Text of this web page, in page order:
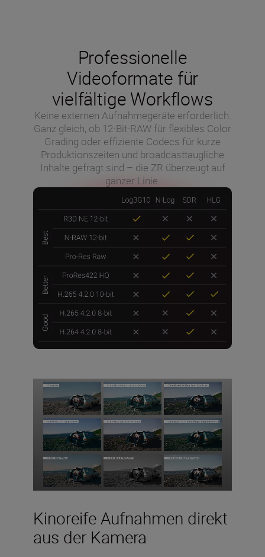
Professionelle
Videoformate für
vielfältige Workflows
Keine externen Aufnahmegeräte erforderlich.
Ganz gleich, ob 12-Bit-RAW für flexibles Color
Grading oder effiziente Codecs für kurze
Produktionszeiten und broadcasttaugliche
Inhalte gefragt sind – die ZR überzeugt auf
ganzer Linie.
Kinoreife Aufnahmen direkt
aus der Kamera